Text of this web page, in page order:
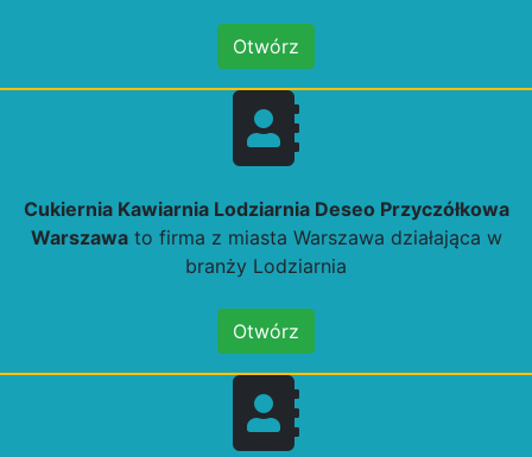
Otwórz
Cukiernia Kawiarnia Lodziarnia Deseo Przyczółkowa
Warszawato firma z miasta Warszawa działająca w
branży Lodziarnia
Otwórz